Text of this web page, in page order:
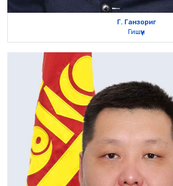
Г. Ганзориг
Гишүүн